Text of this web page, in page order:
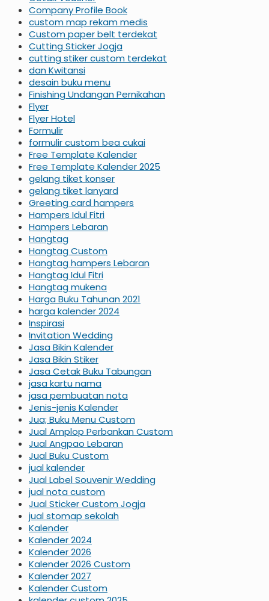
Company Profile Book
custom map rekam medis
Custom paper belt terdekat
Cutting Sticker Jogja
cutting stiker custom terdekat
dan Kwitansi
desain buku menu
Finishing Undangan Pernikahan
Flyer
Flyer Hotel
Formulir
formulir custom bea cukai
Free Template Kalender
Free Template Kalender 2025
gelang tiket konser
gelang tiket lanyard
Greeting card hampers
Hampers Idul Fitri
Hampers Lebaran
Hangtag
Hangtag Custom
Hangtag hampers Lebaran
Hangtag Idul Fitri
Hangtag mukena
Harga Buku Tahunan 2021
harga kalender 2024
Inspirasi
Invitation Wedding
Jasa Bikin Kalender
Jasa Bikin Stiker
Jasa Cetak Buku Tabungan
jasa kartu nama
jasa pembuatan nota
Jenis-jenis Kalender
Jua; Buku Menu Custom
Jual Amplop Perbankan Custom
Jual Angpao Lebaran
Jual Buku Custom
jual kalender
Jual Label Souvenir Wedding
jual nota custom
Jual Sticker Custom Jogja
jual stomap sekolah
Kalender
Kalender 2024
Kalender 2026
Kalender 2026 Custom
Kalender 2027
Kalender Custom